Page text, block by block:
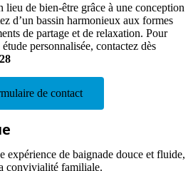
lieu de bien-être grâce à une conception
d’un bassin harmonieux aux formes
de partage et de relaxation. Pour
personnalisée, contactez dès
de contact
expérience de baignade douce et fluide,
convivialité familiale.